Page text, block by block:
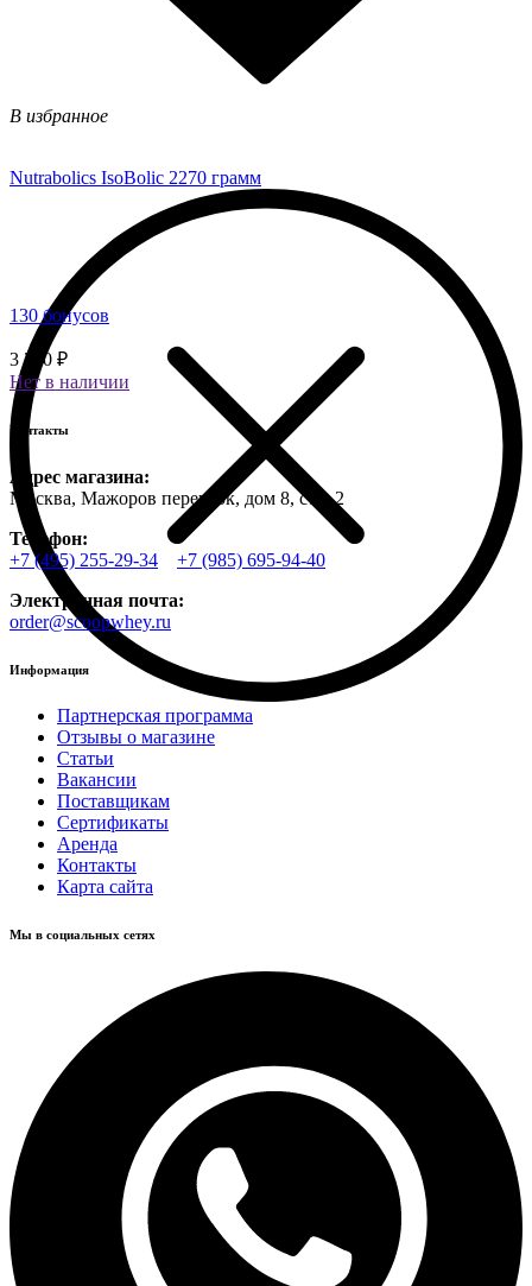
В избранное
Nutrabolics IsoBolic 2270 грамм
130 бонусов
3 250 ₽
Нет в наличии
Контакты
Адрес магазина:
Москва, Мажоров переулок, дом 8, стр. 2
Телефон:
+7 (495) 255-29-34
+7 (985) 695-94-40
Электронная почта:
order@scoopwhey.ru
Информация
Партнерская программа
Отзывы о магазине
Статьи
Вакансии
Поставщикам
Сертификаты
Аренда
Контакты
Карта сайта
Мы в социальных сетях